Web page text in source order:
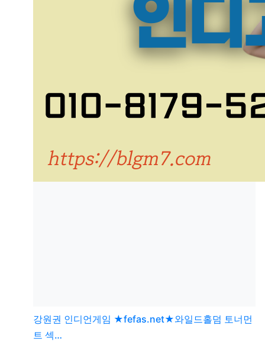
강원권 인디언게임 ★fefas.net★와일드홀덤 토너먼
트 섹­…